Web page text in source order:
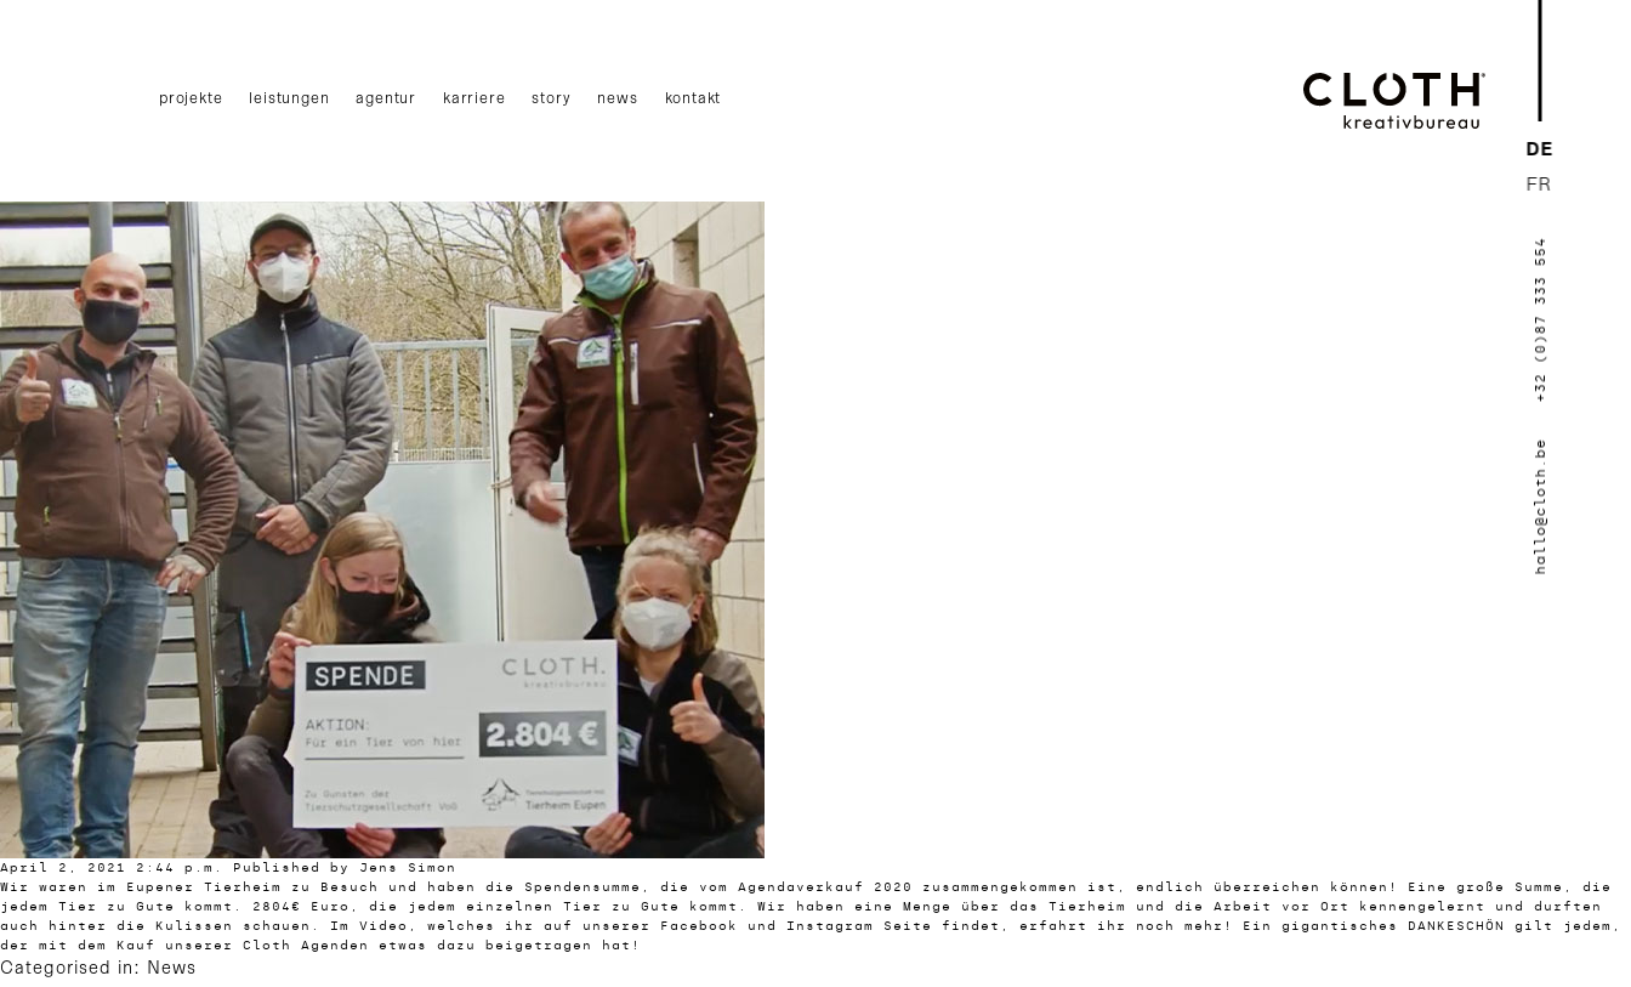
Haupmenü
projekte leistungen agentur karriere story news kontakt
DE
FR
hallo@cloth.be
+32 (0)87 333 554
April 2, 2021 2:44 p.m. Published by Jens Simon
Wir waren im Eupener Tierheim zu Besuch und haben die Spendensumme, die vom Agendaverkauf 2020 zusammengekommen ist, endlich überreichen können! Eine große Summe, die
jedem Tier zu Gute kommt. 2804€ Euro, die jedem einzelnen Tier zu Gute kommt. Wir haben eine Menge über das Tierheim und die Arbeit vor Ort kennengelernt und durften
auch hinter die Kulissen schauen. Im Video, welches ihr auf unserer Facebook und Instagram Seite findet, erfahrt ihr noch mehr! Ein gigantisches DANKESCHÖN gilt jedem,
der mit dem Kauf unserer Cloth Agenden etwas dazu beigetragen hat!
Categorised in: News